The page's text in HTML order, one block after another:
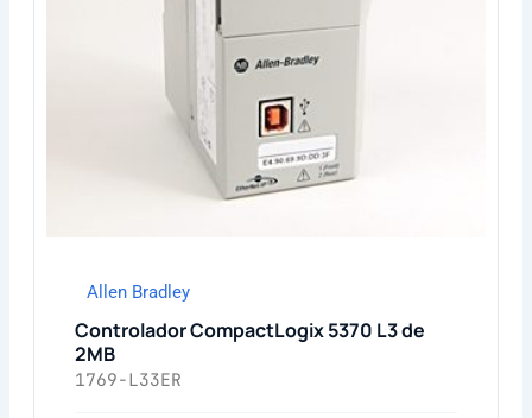
Allen Bradley
Controlador CompactLogix 5370 L3 de
2MB
1769-L33ER